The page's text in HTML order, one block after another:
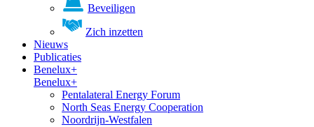
Beveiligen
Zich inzetten
Nieuws
Publicaties
Benelux+
Benelux+
Pentalateral Energy Forum
North Seas Energy Cooperation
Noordrijn-Westfalen